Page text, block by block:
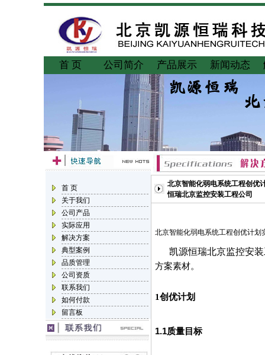
首 页 公司简介 产品展示 新闻动态
首 页
关于我们
公司产品
实际应用
解决方案
典型案例
品质管理
公司资质
联系我们
如何付款
留言板
北京智能化弱电系统工程创优
恒瑞北京监控安装工程公司
北京智能化弱电系统工程创优计
凯源恒瑞北京监控安
方案素材。
1创优计划
1.1质量目标